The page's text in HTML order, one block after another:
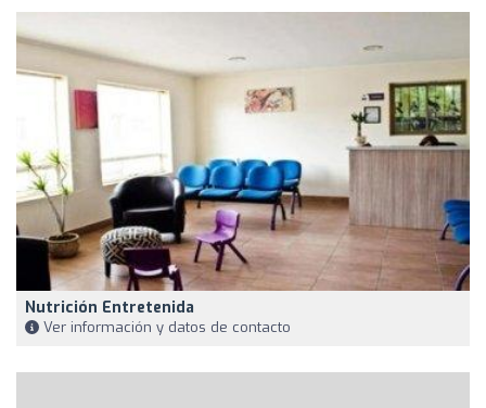
Nutrición Entretenida
Ver información y datos de contacto